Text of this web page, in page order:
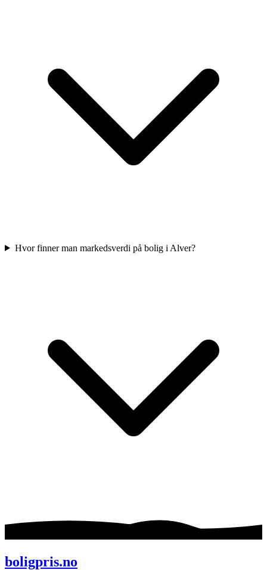
Hvor finner man markedsverdi på bolig i Alver?
boligpris.no